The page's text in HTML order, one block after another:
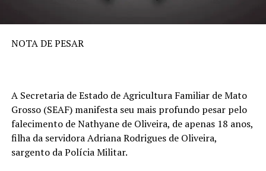
NOTA DE PESAR
A Secretaria de Estado de Agricultura Familiar de Mato
Grosso (SEAF) manifesta seu mais profundo pesar pelo
falecimento de Nathyane de Oliveira, de apenas 18 anos,
filha da servidora Adriana Rodrigues de Oliveira,
sargento da Polícia Militar.